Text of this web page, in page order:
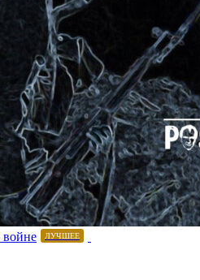
ЛУЧШЕЕ